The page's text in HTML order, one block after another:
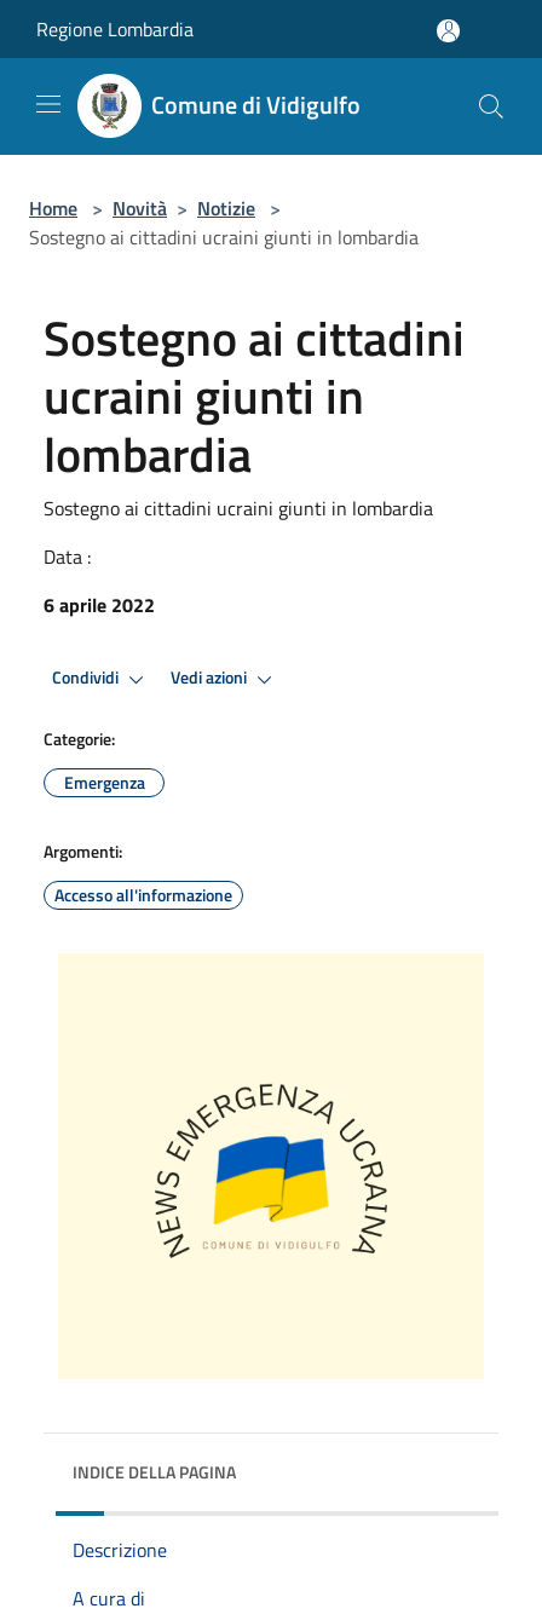
Regione Lombardia
Comune di Vidigulfo
Home > Novità > Notizie >
Sostegno ai cittadini ucraini giunti in lombardia
Sostegno ai cittadini
ucraini giunti in
lombardia
Sostegno ai cittadini ucraini giunti in lombardia
Data :
6 aprile 2022
Condividi Vedi azioni
Categorie:
Emergenza
Argomenti:
Accesso all'informazione
INDICE DELLA PAGINA
Descrizione
A cura di